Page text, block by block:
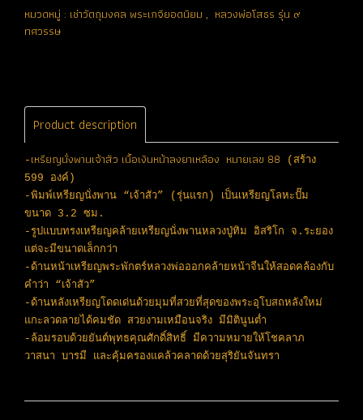
หมวดหมู่ : เช่าวัตถุมงคล พระเกจิยอดนิยม , หลวงพ่อโสธร รุ่น ๙
ทศวรรษ
Product description
- เหรียญนั่งพานเจ้าสัว เนื้อเงินหน้าลงยาเหลือง หมายเลข 88 (สร้าง
599 องค์)
-พิมพ์เหรียญนั่งพาน “เจ้าสัว” (รุ่นแรก) เป็นเหรียญโลหะปั๊ม
ขนาด 3.2 ซม.
-รูปแบบทรงเหรียญคล้ายเหรียญนั่งพานหลวงปู่ทิม อิสริโก จ.ระยอง
แต่จะมีขนาดเล็กกว่า
-ด้านหน้าเหรียญพระพักตร์หลวงพ่อออกคล้ายหน้าจีนให้สอดคล้องกับ
คำว่า “เจ้าสัว”
-ด้านหลังเหรียญโดดเด่นด้วยมุมที่สวยที่สุดของพระอุโบสถหลังใหม่
แกะลวดลายได้คมชัด สวยงามเหมือนจริง มีมิตินูนต่ำ
-ล้อมรอบด้วยยันต์พุทธคุณศักดิ์สิทธิ์ มีความหมายให้โชคลาภ
วาสนา บารมี และคุ้มครองแคล้วคลาดด้วยสุริยันจันทรา